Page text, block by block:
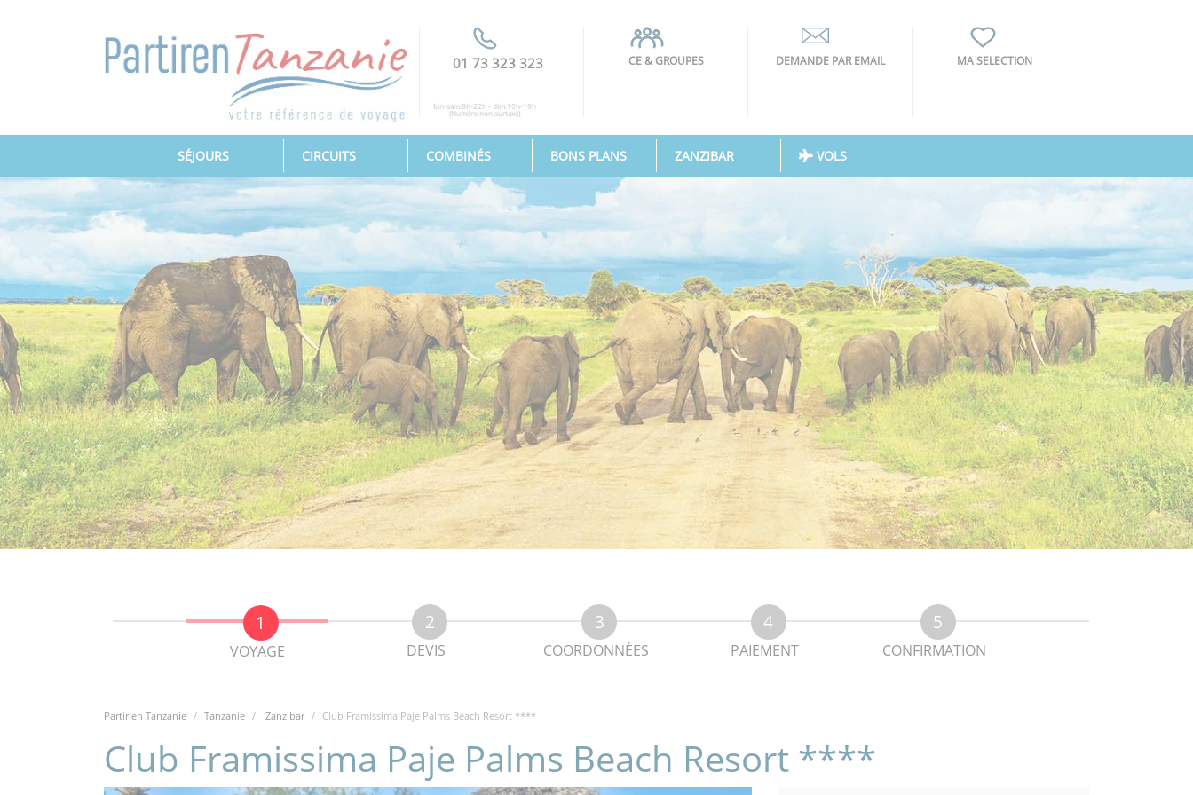
01 73 323 323
lun-sam:8h-22h - dim:10h-19h
(Numéro non surtaxé)
CE & GROUPES DEMANDE PAR EMAIL MA SELECTION
SÉJOURS(CURRENT) CIRCUITS COMBINÉS BONS PLANS ZANZIBAR VOLS
VOYAGE DEVIS COORDONNÉES PAIEMENT CONFIRMATION
Partir en Tanzanie Tanzanie Zanzibar Club Framissima Paje Palms Beach Resort ****
Club Framissima Paje Palms Beach Resort ****